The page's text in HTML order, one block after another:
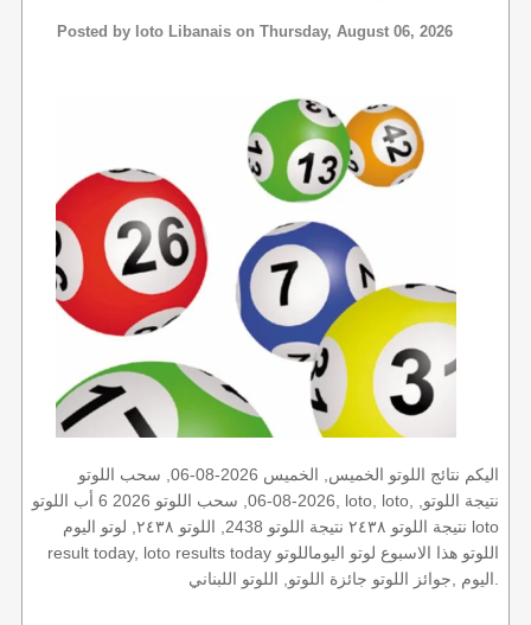
Posted by loto Libanaison Thursday, August 06, 2026
اليكم نتائج اللوتو الخميس, الخميس 2026-08-06, سحب اللوتو
2026-08-06, سحب اللوتو 2026 6 أب اللوتو, loto, loto, نتيجة اللوتو,
نتيجة اللوتو ٢٤٣٨ نتيجة اللوتو 2438, اللوتو ٢٤٣٨, لوتو اليوم loto
result today, loto results today اللوتو هذا الاسبوع لوتو اليوماللوتو